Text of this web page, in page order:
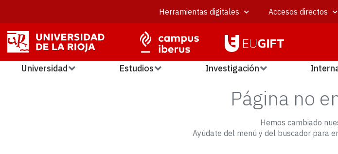
Herramientas digitales Accesos directos
Universidad Estudios Investigación
Página no
Hemos cambiado
Ayúdate del menú y del buscador para